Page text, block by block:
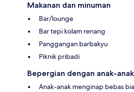
Makanan dan minuman
Bar/lounge
Bar tepi kolam renang
Panggangan barbakyu
Piknik pribadi
Bepergian dengan anak-anak
Anak-anak menginap bebas